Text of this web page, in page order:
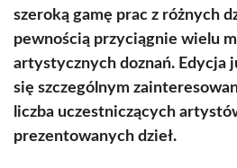
szeroką gamę prac z różnych
pewnością przyciągnie wielu
artystycznych doznań. Edycja
się szczególnym
liczba uczestniczących
prezentowanych dzieł.